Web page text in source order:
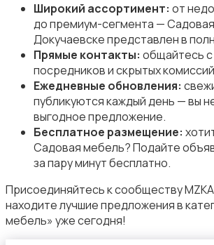
Сад и огород
Садовая мебель
Широкий ассортимент: от
до премиум-сегмента —
Докучаевске представлен в
Прямые контакты: общайтесь
посредников и скрытых
Ежедневные обновления:
публикуются каждый день — вы
выгодное предложение.
Бесплатное размещение:
Садовая мебель? Подайте
за пару минут бесплатно.
Присоединяйтесь к сообществу
находите лучшие предложения в
мебель» уже сегодня!